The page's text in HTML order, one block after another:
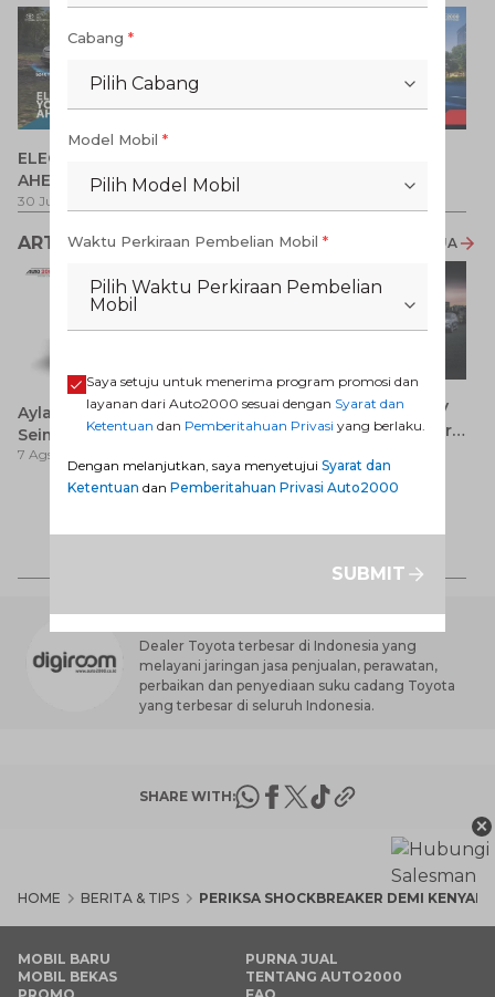
ELECTRIFY YOUR PATH
AHEAD
30 Jul 2026
ARTIKEL LAINNYA LIHAT SEMUA
Ayla 2023 Bekas: Titik
Seimbang antara Harga
dan Pembaruan Teknologi
7 Ags 2026
7 Keunggulan Mobil SUV
Dibanding MPV yang Perlu
Dealer Toyota terbesar di Indonesia yang
melayani jaringan jasa penjualan, perawatan,
perbaikan dan penyediaan suku cadang Toyota
yang terbesar di seluruh Indonesia.
SHARE WITH:
HOME BERITA & TIPS PERIKSA SHOCKBREAKER DEMI
×
MOBIL BARU
MOBIL BEKAS
PURNA JUAL
TENTANG AUTO2000
Cabang *
Pilih Cabang
Model Mobil *
Pilih Model Mobil
Waktu Perkiraan Pembelian Mobil *
Pilih Waktu Perkiraan Pembelian
Mobil
Saya setuju untuk menerima program promosi dan
layanan dari Auto2000 sesuai dengan Syarat dan
Ketentuan dan Pemberitahuan Privasi yang berlaku.
Dengan melanjutkan, saya menyetujui Syarat dan
Ketentuan dan Pemberitahuan Privasi Auto2000
SUBMIT